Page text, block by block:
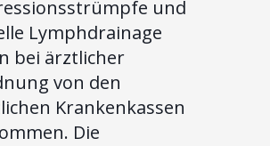
und
Lymphdrainage
bei ärztlicher
von den
Krankenkassen
Die